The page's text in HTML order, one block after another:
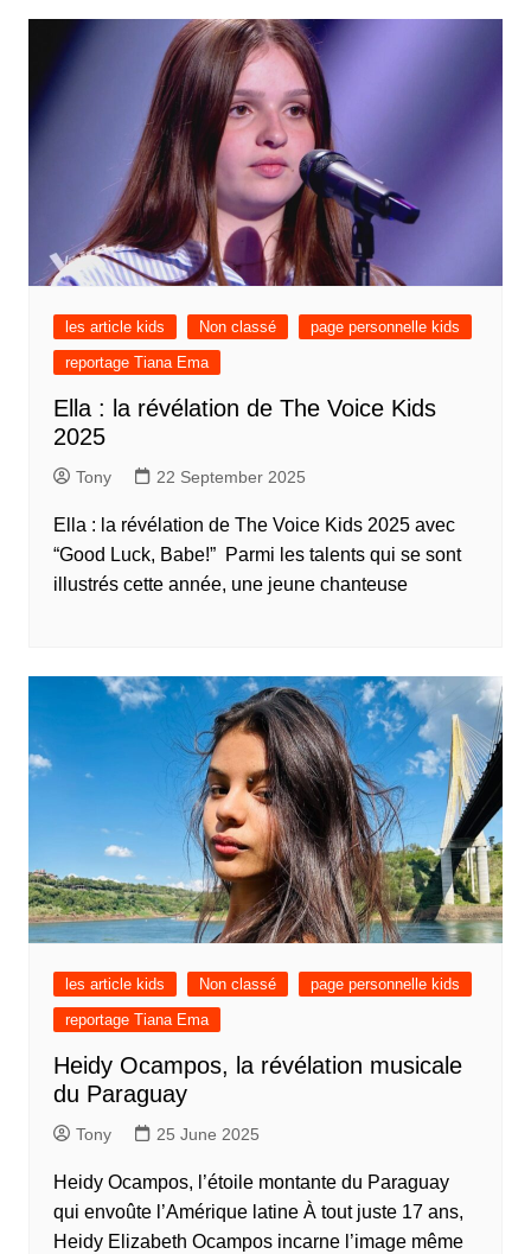
les article kids Non classé
page personnelle kids
reportage Tiana Ema
Ella : la révélation de The Voice Kids
2025
Tony 22 September 2025
Ella : la révélation de The Voice Kids 2025 avec
“Good Luck, Babe!” Parmi les talents qui se sont
illustrés cette année, une jeune chanteuse
les article kids Non classé
page personnelle kids
reportage Tiana Ema
Heidy Ocampos, la révélation musicale
du Paraguay
Tony 25 June 2025
Heidy Ocampos, l’étoile montante du Paraguay
qui envoûte l’Amérique latine À tout juste 17 ans,
Heidy Elizabeth Ocampos incarne l’image même